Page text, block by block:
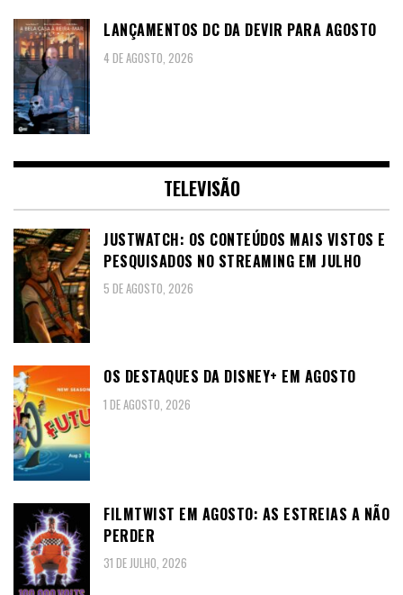
LANÇAMENTOS DC DA DEVIR PARA AGOSTO
4 DE AGOSTO, 2026
TELEVISÃO
JUSTWATCH: OS CONTEÚDOS MAIS VISTOS E
PESQUISADOS NO STREAMING EM JULHO
5 DE AGOSTO, 2026
OS DESTAQUES DA DISNEY+ EM AGOSTO
1 DE AGOSTO, 2026
FILMTWIST EM AGOSTO: AS ESTREIAS A NÃO
PERDER
31 DE JULHO, 2026